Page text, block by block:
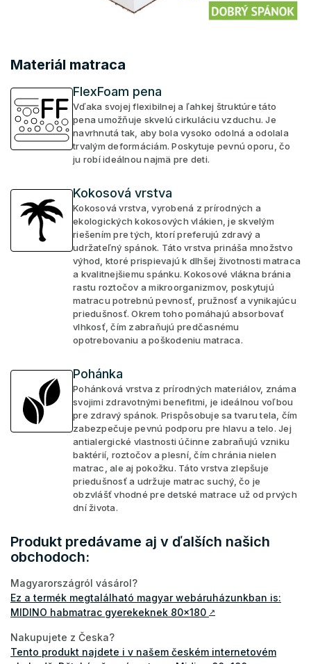
Materiál matraca
FlexFoam pena
Vďaka svojej flexibilnej a ľahkej štruktúre táto
pena umožňuje skvelú cirkuláciu vzduchu. Je
navrhnutá tak, aby bola vysoko odolná a odolala
trvalým deformáciám. Poskytuje pevnú oporu, čo
ju robí ideálnou najmä pre deti.
Kokosová vrstva
Kokosová vrstva, vyrobená z prírodných a
ekologických kokosových vlákien, je skvelým
riešením pre tých, ktorí preferujú zdravý a
udržateľný spánok. Táto vrstva prináša množstvo
výhod, ktoré prispievajú k dlhšej životnosti matraca
a kvalitnejšiemu spánku. Kokosové vlákna bránia
rastu roztočov a mikroorganizmov, poskytujú
matracu potrebnú pevnosť, pružnosť a vynikajúcu
priedušnosť. Okrem toho pomáhajú absorbovať
vlhkosť, čím zabraňujú predčasnému
opotrebovaniu a poškodeniu matraca.
Pohánka
Pohánková vrstva z prírodných materiálov, známa
svojimi zdravotnými benefitmi, je ideálnou voľbou
pre zdravý spánok. Prispôsobuje sa tvaru tela, čím
zabezpečuje pevnú podporu pre hlavu a telo. Jej
antialergické vlastnosti účinne zabraňujú vzniku
baktérií, roztočov a plesní, čím chránia nielen
matrac, ale aj pokožku. Táto vrstva zlepšuje
priedušnosť a udržuje matrac suchý, čo je
obzvlášť vhodné pre detské matrace už od prvých
dní života.
Produkt predávame aj v ďalších našich
obchodoch:
Magyarországról vásárol?
Ez a termék megtalálható magyar webáruházunkban is:
MIDINO habmatrac gyerekeknek 80x180 ↗
Nakupujete z Česka?
Tento produkt najdete i v našem českém internetovém